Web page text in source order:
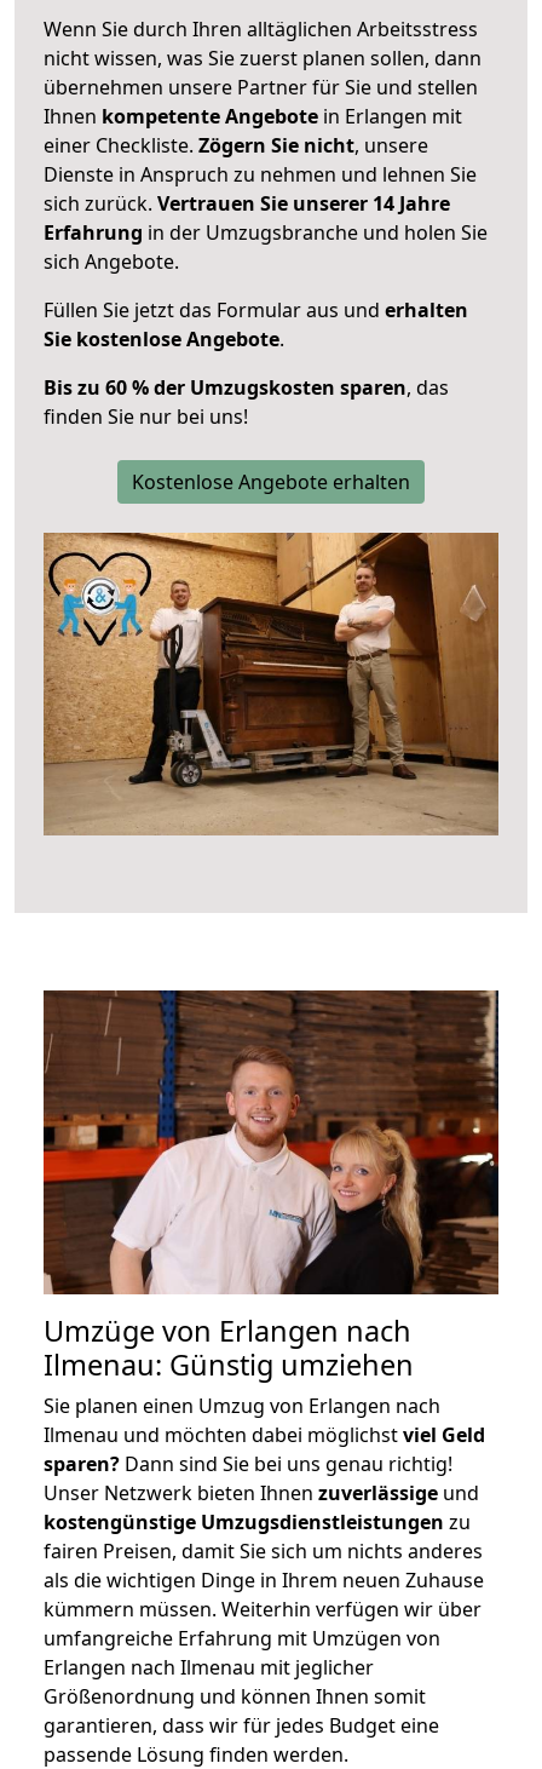
Wenn Sie durch Ihren alltäglichen Arbeitsstress
nicht wissen, was Sie zuerst planen sollen, dann
übernehmen unsere Partner für Sie und stellen
Ihnen kompetente Angebote in Erlangen mit
einer Checkliste. Zögern Sie nicht, unsere
Dienste in Anspruch zu nehmen und lehnen Sie
sich zurück. Vertrauen Sie unserer 14 Jahre
Erfahrung in der Umzugsbranche und holen Sie
sich Angebote.
Füllen Sie jetzt das Formular aus und erhalten
Sie kostenlose Angebote.
Bis zu 60 % der Umzugskosten sparen, das
finden Sie nur bei uns!
Kostenlose Angebote erhalten
Umzüge von Erlangen nach
Ilmenau: Günstig umziehen
Sie planen einen Umzug von Erlangen nach
Ilmenau und möchten dabei möglichstviel Geld
sparen? Dann sind Sie bei uns genau richtig!
Unser Netzwerk bieten Ihnen zuverlässige und
kostengünstige Umzugsdienstleistungen zu
fairen Preisen, damit Sie sich um nichts anderes
als die wichtigen Dinge in Ihrem neuen Zuhause
kümmern müssen. Weiterhin verfügen wir über
umfangreiche Erfahrung mit Umzügen von
Erlangen nach Ilmenau mit jeglicher
Größenordnung und können Ihnen somit
garantieren, dass wir für jedes Budget eine
passende Lösung finden werden.